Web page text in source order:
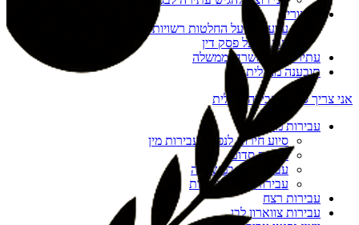
ערעורים
ערעורים על החלטות רשויות מקומיות
ערעור על פסק דין
עתירות נגד משרדי ממשלה
תובענה מנהלית
אני צריך סיוע בעבירה פלילית
עבירות מין
סיוע חירום לנפגעי עבירות מין
מעשה סדום
עבירות מין במשפחה
עבירות מין דיגיטליות
עבירות רצח
עבירות צווארון לבן